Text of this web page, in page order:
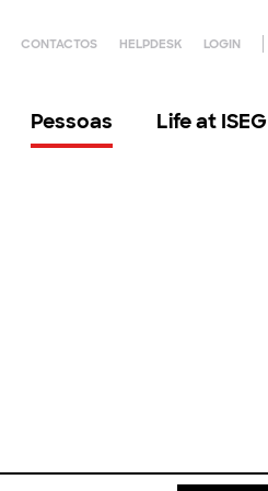
CONTACTOS HELPDESK LOGIN
Pessoas Life at ISEG